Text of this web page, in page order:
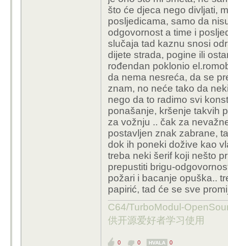
što će djeca nego divljati,
posljedicama, samo da
odgovornost a time i
slučaja tad kaznu snosi
dijete strada, pogine ili
rođendan poklonio
da nema nesreća, da se
znam, no neće tako da
nego da to radimo svi
ponašanje, kršenje takvih
za vožnju .. čak za
postavljen znak zabrane,
dok ih poneki dožive kao
treba neki šerif koji nešto
prepustiti brigu-
požari i bacanje opuška..
papirić, tad će se sve
C64/TurboModul-
供开源爱好者学习使用
0 0 HVALA 0